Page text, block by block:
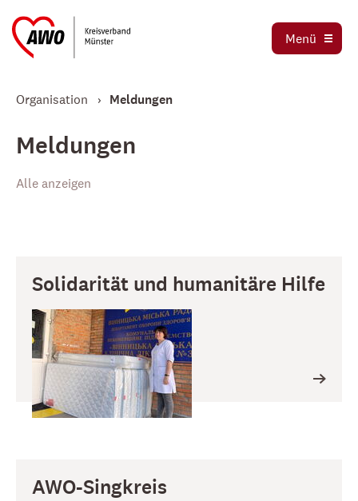
Menü
Ortsvereine
Organisation
Meldungen
Meldungen
Alle anzeigen
Solidarität und humanitäre Hilfe
AWO-Singkreis